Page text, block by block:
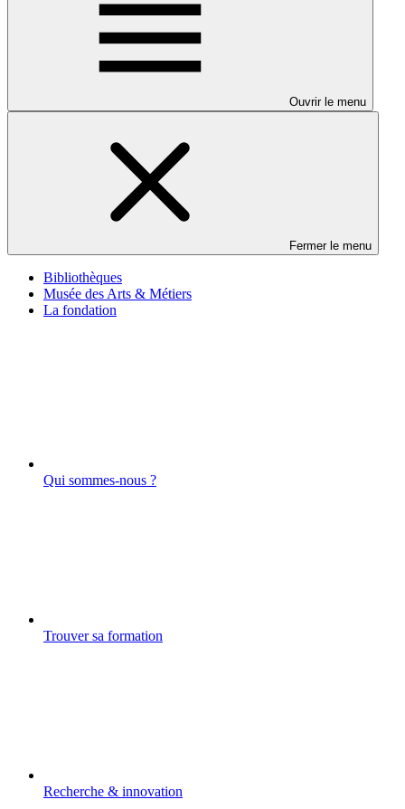
Ouvrir le menu
Fermer le menu
Bibliothèques
Musée des Arts & Métiers
La fondation
Qui sommes-nous ?
Trouver sa formation
Recherche & innovation